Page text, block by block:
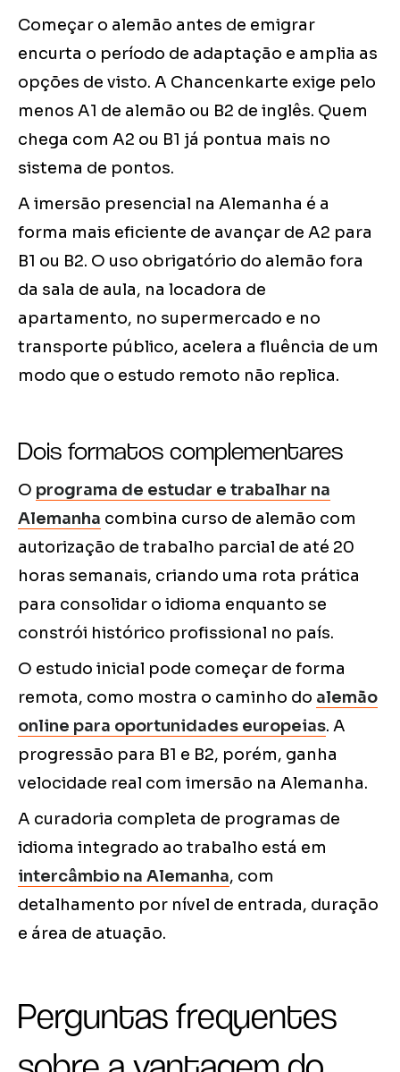
Começar o alemão antes de emigrar
encurta o período de adaptação e amplia as
opções de visto. A Chancenkarte exige pelo
menos A1 de alemão ou B2 de inglês. Quem
chega com A2 ou B1 já pontua mais no
sistema de pontos.
A imersão presencial na Alemanha é a
forma mais eficiente de avançar de A2 para
B1 ou B2. O uso obrigatório do alemão fora
da sala de aula, na locadora de
apartamento, no supermercado e no
transporte público, acelera a fluência de um
modo que o estudo remoto não replica.
Dois formatos complementares
O programa de estudar e trabalhar na
Alemanha combina curso de alemão com
autorização de trabalho parcial de até 20
horas semanais, criando uma rota prática
para consolidar o idioma enquanto se
constrói histórico profissional no país.
O estudo inicial pode começar de forma
remota, como mostra o caminho do alemão
online para oportunidades europeias. A
progressão para B1 e B2, porém, ganha
velocidade real com imersão na Alemanha.
A curadoria completa de programas de
idioma integrado ao trabalho está em
intercâmbio na Alemanha, com
detalhamento por nível de entrada, duração
e área de atuação.
Perguntas frequentes